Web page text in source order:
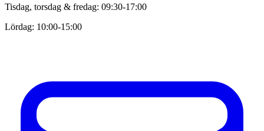
Tisdag, torsdag & fredag: 09:30-17:00
Lördag: 10:00-15:00